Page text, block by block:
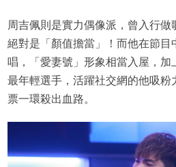
周吉佩則是實力偶像派，曾入行
絕對是「顏值擔當」！而他在節目
唱，「愛妻號」形象相當入屋，加
最年輕選手，活躍社交網的他吸粉
票一環殺出血路。